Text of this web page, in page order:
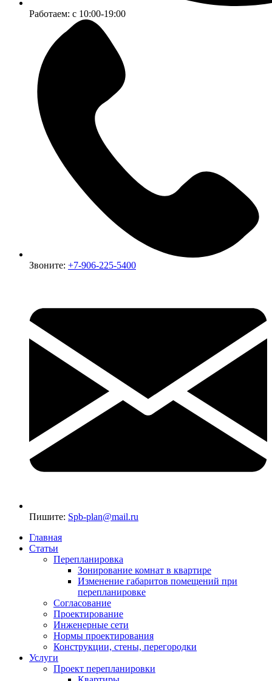
Работаем: c 10:00-19:00
Звоните: +7-906-225-5400
Пишите: Spb-plan@mail.ru
Главная
Статьи
Перепланировка
Зонирование комнат в квартире
Изменение габаритов помещений при
перепланировке
Согласование
Проектирование
Инженерные сети
Нормы проектирования
Конструкции, стены, перегородки
Услуги
Проект перепланировки